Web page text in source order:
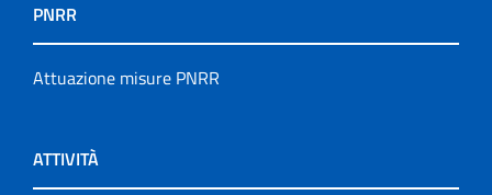
PNRR
Attuazione misure PNRR
ATTIVITÀ